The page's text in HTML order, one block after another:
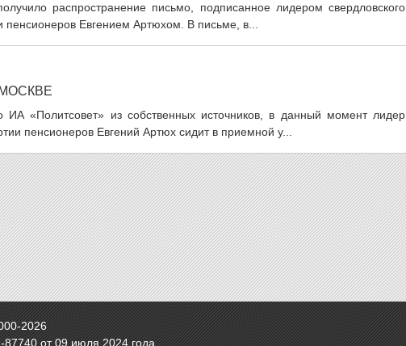
распространение письмо, подписанное лидером свердловского
пенсионеров Евгением Артюхом. В письме, в...
ИА «Политсовет» из собственных источников, в данный момент лидер
пенсионеров Евгений Артюх сидит в приемной у...
2026
от 09 июля 2024 года.